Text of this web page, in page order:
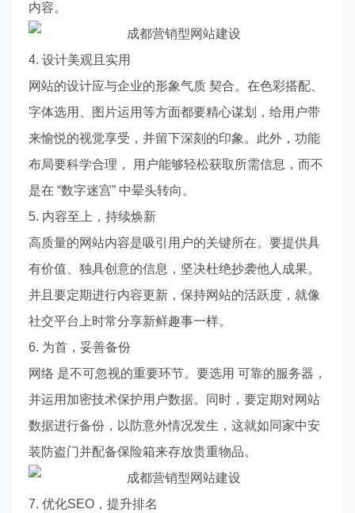
内容。
4. 设计美观且实用
网站的设计应与企业的形象气质 契合。在色彩搭配、
字体选用、图片运用等方面都要精心谋划，给用户带
来愉悦的视觉享受，并留下深刻的印象。此外，功能
布局要科学合理， 用户能够轻松获取所需信息，而不
是在 “数字迷宫” 中晕头转向。
5. 内容至上，持续焕新
高质量的网站内容是吸引用户的关键所在。要提供具
有价值、独具创意的信息，坚决杜绝抄袭他人成果。
并且要定期进行内容更新，保持网站的活跃度，就像
社交平台上时常分享新鲜趣事一样。
6. 为首，妥善备份
网络 是不可忽视的重要环节。要选用 可靠的服务器，
并运用加密技术保护用户数据。同时，要定期对网站
数据进行备份，以防意外情况发生，这就如同家中安
装防盗门并配备保险箱来存放贵重物品。
7. 优化SEO，提升排名